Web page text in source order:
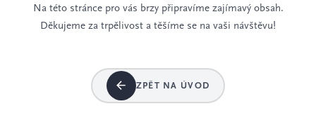
Na této stránce pro vás brzy připravíme zajímavý obsah.
Děkujeme za trpělivost a těšíme se na vaši návštěvu!
ZPĚT NA ÚVOD